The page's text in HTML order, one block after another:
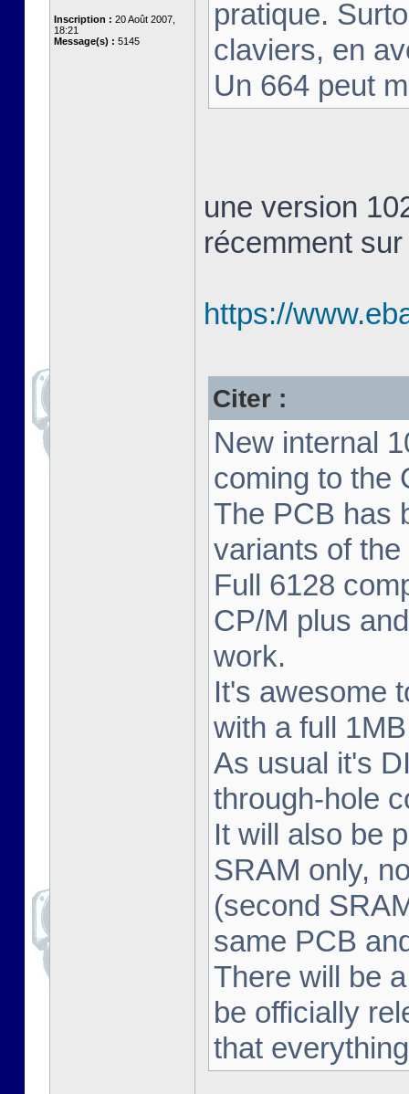
Inscription : 20 Août 2007,
18:21
Message(s) : 5145
pratique.
claviers, en
Un 664 peut
une version
récemment
https://
Citer :
New internal
coming to the
The PCB has
variants of
Full 6128
CP/M plus
work.
It's awesome
with a full
As usual it's
through-hole
It will also be
SRAM only,
(second
same PCB
There will be
be officially
that